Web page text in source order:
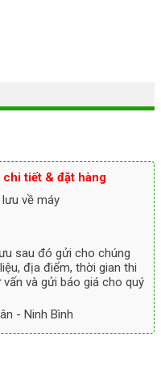
tiết & đặt hàng
về máy
sau đó gửi cho chúng
địa điểm, thời gian thi
và gửi báo giá cho quý
- Ninh Bình